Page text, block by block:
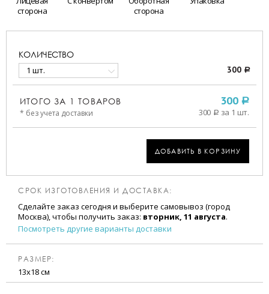
сторона
сторона
КОЛИЧЕСТВО
1 шт. 300 a
ИТОГО ЗА 1 ТОВАРОВ
* без учета доставки
300 a
300 a за 1 шт.
ДОБАВИТЬ В КОРЗИНУ
СРОК ИЗГОТОВЛЕНИЯ И ДОСТАВКА:
Сделайте заказ сегодня и выберите самовывоз (город
Москва), чтобы получить заказ: вторник, 11 августа.
Посмотреть другие варианты доставки
РАЗМЕР:
13х18 см